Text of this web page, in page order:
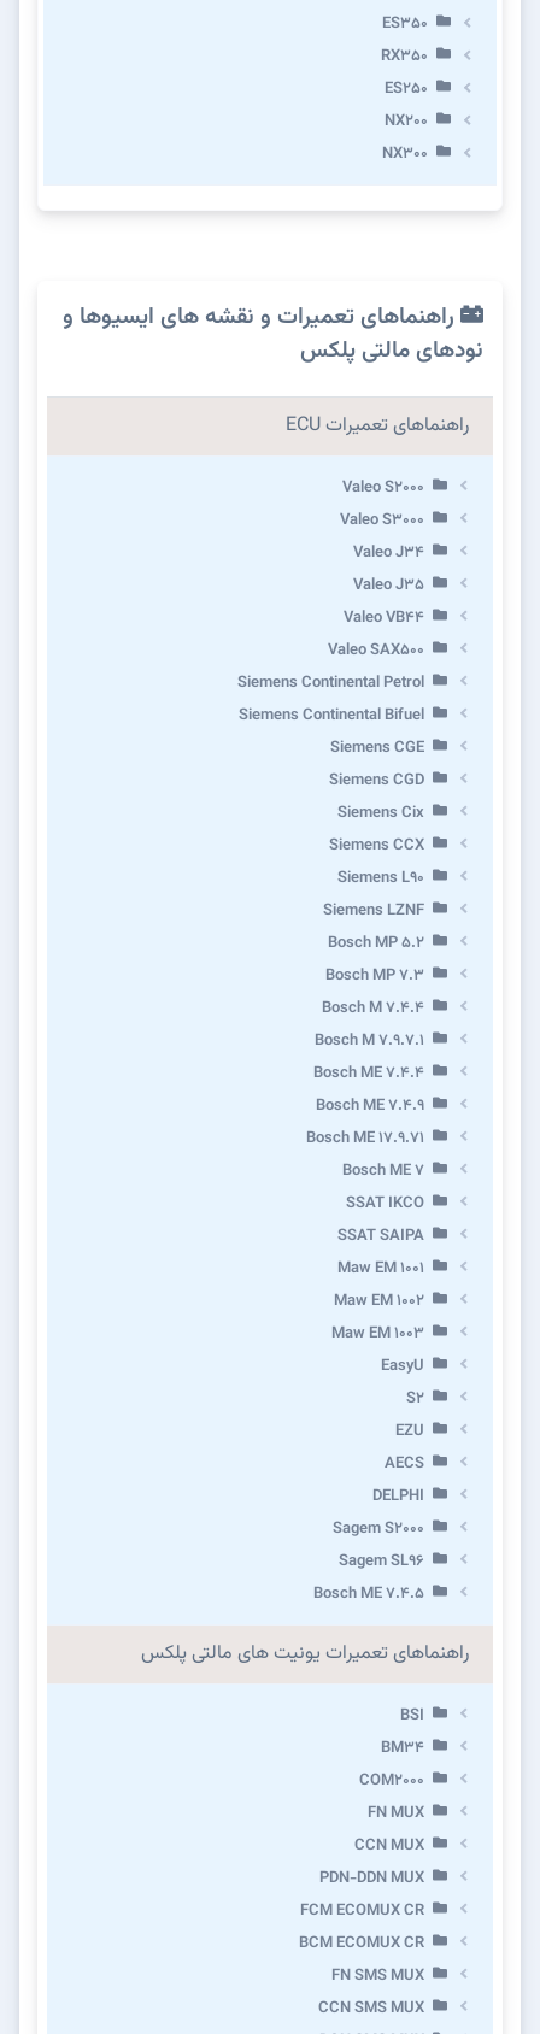
ES350
RX350
ES250
NX200
NX300
راهنماهای تعمیرات و نقشه های ایسیوها و
نودهای مالتی پلکس
راهنماهای تعمیرات ECU
Valeo S2000
Valeo S3000
Valeo J34
Valeo J35
Valeo VB44
Valeo SAX500
Siemens Continental Petrol
Siemens Continental Bifuel
Siemens CGE
Siemens CGD
Siemens Cix
Siemens CCX
Siemens L90
Siemens LZNF
Bosch MP 5.2
Bosch MP 7.3
Bosch M 7.4.4
Bosch M 7.9.7.1
Bosch ME 7.4.4
Bosch ME 7.4.9
Bosch ME 17.9.71
Bosch ME 7
SSAT IKCO
SSAT SAIPA
Maw EM 1001
Maw EM 1002
Maw EM 1003
EasyU
S2
EZU
AECS
DELPHI
Sagem S2000
Sagem SL96
Bosch ME 7.4.5
راهنماهای تعمیرات یونیت های مالتی پلکس
BSI
BM34
COM2000
FN MUX
CCN MUX
PDN-DDN MUX
FCM ECOMUX CR
BCM ECOMUX CR
FN SMS MUX
CCN SMS MUX